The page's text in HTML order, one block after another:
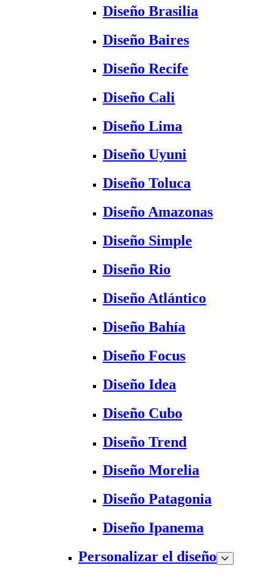
Diseño Brasilia
Diseño Baires
Diseño Recife
Diseño Cali
Diseño Lima
Diseño Uyuni
Diseño Toluca
Diseño Amazonas
Diseño Simple
Diseño Rio
Diseño Atlántico
Diseño Bahía
Diseño Focus
Diseño Idea
Diseño Cubo
Diseño Trend
Diseño Morelia
Diseño Patagonia
Diseño Ipanema
Personalizar el diseño